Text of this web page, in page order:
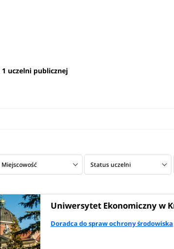
1 uczelni publicznej
Miejscowość Status uczelni
Uniwersytet Ekonomiczny w
Doradca do spraw ochrony środowiska